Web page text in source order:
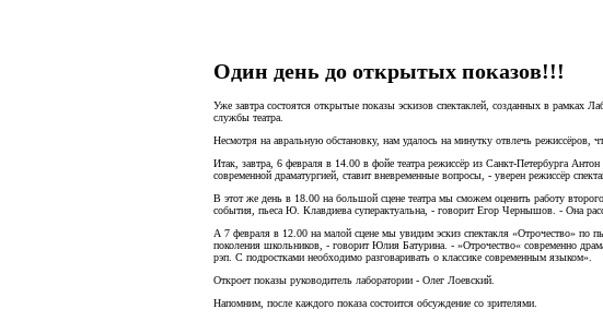
Один день до открытых показов!!!
Уже завтра состоятся открытые показы эскизов спектаклей, созданных в рамках
службы театра.
Несмотря на авральную обстановку, нам удалось на минутку отвлечь
Итак, завтра, 6 февраля в 14.00 в фойе театра режиссёр из Санкт-Петербурга
современной драматургией, ставит вневременные вопросы, - уверен режиссёр
В этот же день в 18.00 на большой сцене театра мы сможем оценить работу
события, пьеса Ю. Клавдиева суперактуальна, - говорит Егор Чернышов. - Она
А 7 февраля в 12.00 на малой сцене мы увидим эскиз спектакля «Отрочество» по
поколения школьников, - говорит Юлия Батурина. - »Отрочество« современно
рэп. С подростками необходимо разговаривать о классике современным языком».
Откроет показы руководитель лаборатории - Олег Лоевский.
Напомним, после каждого показа состоится обсуждение со зрителями.